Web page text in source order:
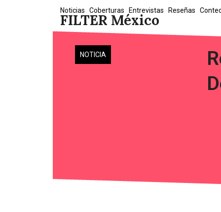
FILTER México
Noticias Coberturas Entrevistas Reseñas
NOTICIA